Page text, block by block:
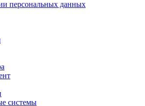
персональных данных
системы